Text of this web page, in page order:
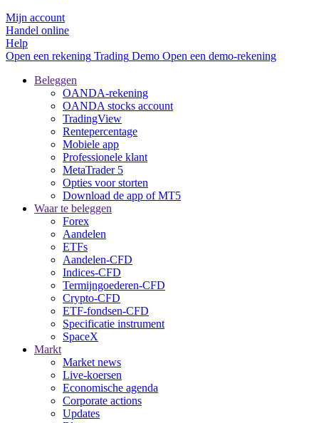
Mijn account
Handel online
Help
Open een rekening Trading Demo Open een demo-rekening
Beleggen
OANDA-rekening
OANDA stocks account
TradingView
Rentepercentage
Mobiele app
Professionele klant
MetaTrader 5
Opties voor storten
Download de app of MT5
Waar te beleggen
Forex
Aandelen
ETFs
Aandelen-CFD
Indices-CFD
Termijngoederen-CFD
Crypto-CFD
ETF-fondsen-CFD
Specificatie instrument
SpaceX
Markt
Market news
Live-koersen
Economische agenda
Corporate actions
Updates